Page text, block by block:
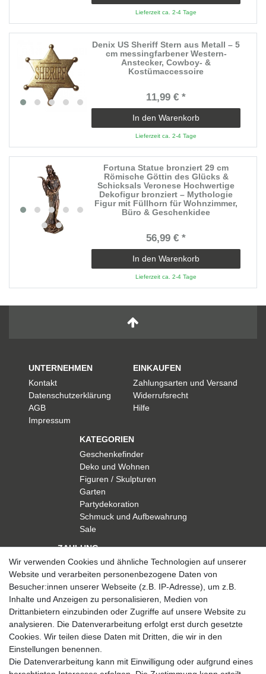
Lieferzeit ca. 2-4 Tage
Denix US Sheriff Stern aus Metall – 5
cm messingfarbener Western-
Anstecker, Cowboy- &
Kostümaccessoire
11,99 € *
In den Warenkorb
Lieferzeit ca. 2-4 Tage
Fortuna Statue bronziert 29 cm
Römische Göttin des Glücks &
Schicksals Veronese Hochwertige
Dekofigur bronziert – Mythologie
Figur mit Füllhorn für Wohnzimmer,
Büro & Geschenkidee
56,99 € *
In den Warenkorb
Lieferzeit ca. 2-4 Tage
UNTERNEHMEN
Kontakt
Datenschutzerklärung
AGB
Impressum
EINKAUFEN
Zahlungsarten und Versand
Widerrufsrecht
Hilfe
KATEGORIEN
Geschenkefinder
Deko und Wohnen
Figuren / Skulpturen
Garten
Partydekoration
Schmuck und Aufbewahrung
Sale
ZAHLUNG
VERSAND
Wir verwenden Cookies und ähnliche Technologien auf unserer
Website und verarbeiten personenbezogene Daten von
Besucher:innen unserer Webseite (z.B. IP-Adresse), um z.B.
Inhalte und Anzeigen zu personalisieren, Medien von
Drittanbietern einzubinden oder Zugriffe auf unsere Website zu
analysieren. Die Datenverarbeitung erfolgt erst durch gesetzte
Cookies. Wir teilen diese Daten mit Dritten, die wir in den
Einstellungen benennen.
Die Datenverarbeitung kann mit Einwilligung oder aufgrund eines